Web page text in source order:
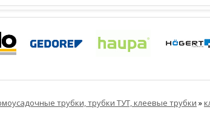
трубки, трубки ТУТ, клеевые трубки »